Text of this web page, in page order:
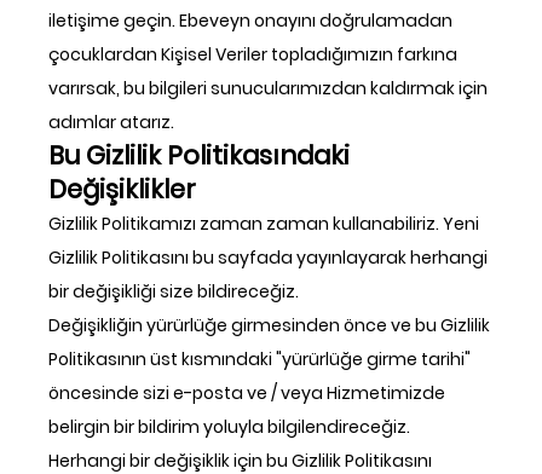
iletişime geçin. Ebeveyn onayını doğrulamadan
çocuklardan Kişisel Veriler topladığımızın farkına
varırsak, bu bilgileri sunucularımızdan kaldırmak için
adımlar atarız.
Bu Gizlilik Politikasındaki
Değişiklikler
Gizlilik Politikamızı zaman zaman kullanabiliriz. Yeni
Gizlilik Politikasını bu sayfada yayınlayarak herhangi
bir değişikliği size bildireceğiz.
Değişikliğin yürürlüğe girmesinden önce ve bu Gizlilik
Politikasının üst kısmındaki "yürürlüğe girme tarihi"
öncesinde sizi e-posta ve / veya Hizmetimizde
belirgin bir bildirim yoluyla bilgilendireceğiz.
Herhangi bir değişiklik için bu Gizlilik Politikasını